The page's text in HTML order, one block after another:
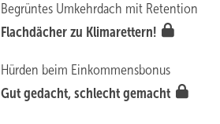
Begrüntes Umkehrdach mit Retention
Flachdächer zu Klimarettern!
Hürden beim Einkommensbonus
Gut gedacht, schlecht gemacht